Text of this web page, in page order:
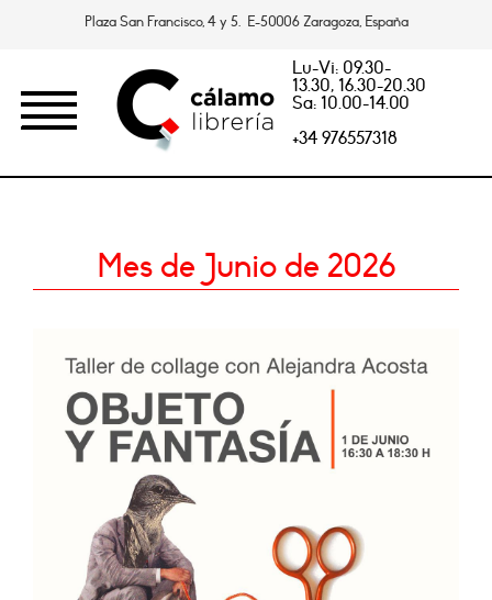
Plaza San Francisco, 4 y 5. E-50006 Zaragoza, España
Lu-Vi: 09.30-
13.30, 16.30-20.30
Sa: 10.00-14.00
+34 976557318
Mes de Junio de 2026